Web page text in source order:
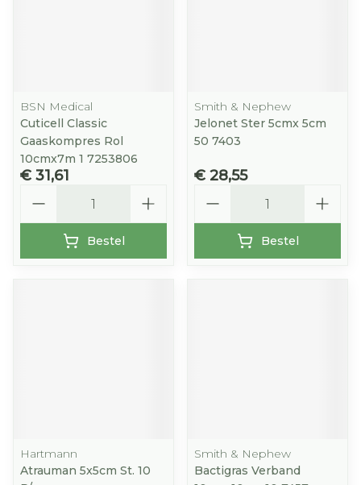
BSN Medical
Cuticell Classic
Gaaskompres Rol
10cmx7m 1 7253806
€ 31,61
Bestel
Smith & Nephew
Jelonet Ster 5cmx 5cm
50 7403
€ 28,55
Bestel
Hartmann
Atrauman 5x5cm St. 10
Smith & Nephew
Bactigras Verband